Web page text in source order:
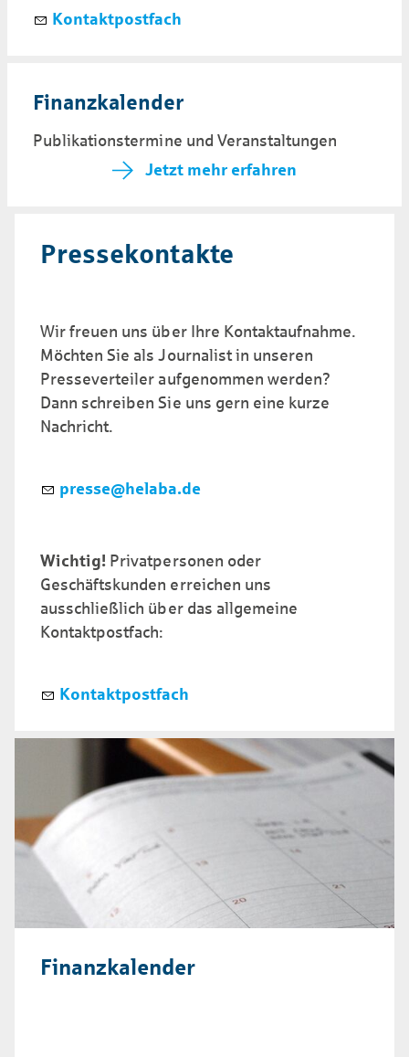
Kontaktpostfach
Finanz­kalen­der
Publi­kations­termine und Ver­anstal­tungen
Jetzt mehr erfahren
Pressekontakte
Wir freuen uns über Ihre Kontaktaufnahme.
Möchten Sie als Journalist in unseren
Presseverteiler aufgenommen werden?
Dann schreiben Sie uns gern eine kurze
Nachricht.
pr ss h l b d
Wichtig! Privatpersonen oder
Geschäftskunden erreichen uns
ausschließlich über das allgemeine
Kontaktpostfach:
Kontaktpostfach
Finanzkalender